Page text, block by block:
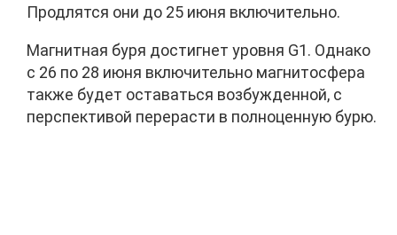
Продлятся они до 25 июня включительно.
Магнитная буря достигнет уровня G1. Однако
с 26 по 28 июня включительно магнитосфера
также будет оставаться возбужденной, с
перспективой перерасти в полноценную бурю.